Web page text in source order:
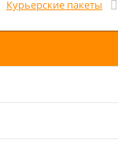
Курьерские пакеты